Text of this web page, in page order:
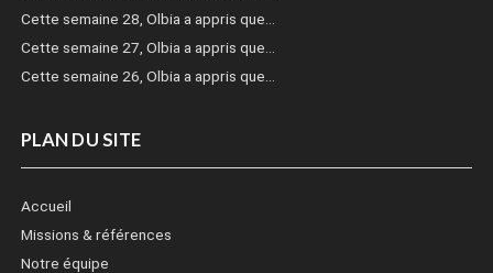
Cette semaine 28, Olbia a appris que…
Cette semaine 27, Olbia a appris que…
Cette semaine 26, Olbia a appris que…
PLAN DU SITE
Accueil
Missions & références
Notre équipe